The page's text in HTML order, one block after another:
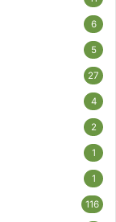
6
5
27
4
2
1
1
116